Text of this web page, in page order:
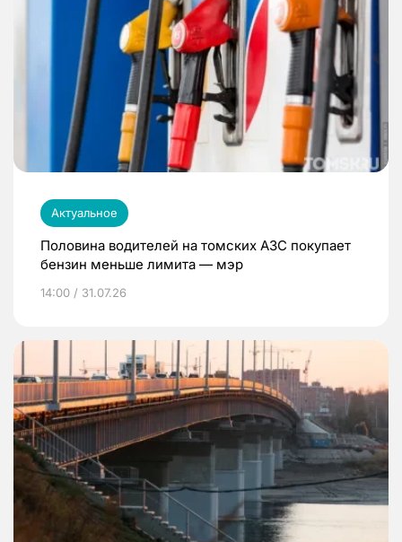
Актуальное
Половина водителей на томских АЗС покупает
бензин меньше лимита — мэр
14:00 / 31.07.26